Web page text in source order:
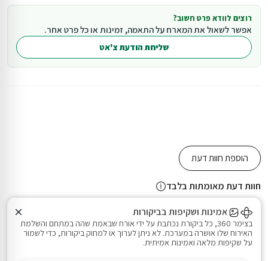
רוצים לוודא פרט חשוב?
אפשר לשאול את המארח על התאמה, זמינות או כל פרט אחר.
שליחת הודעת צ'אט
הוספת חוות דעת
חוות דעת מאומתות בלבד
אמינות ושקיפות בביקורות
בצימר 360, כל ביקורת נכתבת על ידי אורח שבאמת שהה במתחם והשלמת
האירוח שלו אושרה במערכת. לא ניתן לערוך או למחוק ביקורות, כדי לשמור
על שקיפות מלאה ואמינות אמיתית.